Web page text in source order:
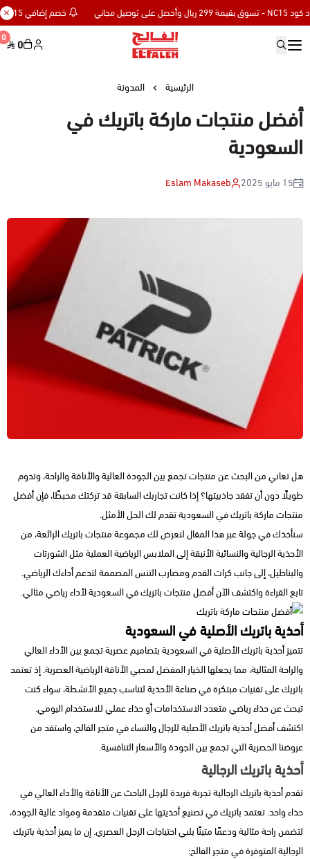
خصم إضافي 15% للعملاء الجدد كود NC15 - تسوق بقيمة 299 ريال وأحصل على توصيل مجاني
0 0
الرئيسية المدونة
أفضل منتجات ماركة باتريك في
السعودية
15 مايو 2025 Eslam Makaseb
هل تعاني من البحث عن منتجات تجمع بين الجودة العالية والأناقة والراحة، وتدوم
طويلًا دون أن تفقد جاذبيتها؟ إذا كانت تجاربك السابقة قد تركتك محبطًا، فإن أفضل
منتجات ماركة باتريك في السعودية تقدم لك الحل الأمثل.
سنأخذك في جولة عبر هذا المقال لنعرض لك مجموعة منتجات باتريك الرائعة، من
الأحذية الرجالية والنسائية الأنيقة إلى الملابس الرياضية العملية مثل الشورتات
والبناطيل، إلى جانب كرات القدم ومضارب التنس المصممة لتدعم أداءك الرياضي.
تابع القراءة واكتشف الآن أفضل منتجات باتريك في السعودية لأداء رياضي مثالي.
أحذية باتريك الأصلية في السعودية
تتميز أحذية باتريك الأصلية في السعودية بتصاميم عصرية تجمع بين الأداء العالي
والراحة المثالية، مما يجعلها الخيار المفضل لمحبي الأناقة الرياضية العصرية. إذ تعتمد
باتريك على تقنيات مبتكرة في صناعة الأحذية لتناسب جميع الأنشطة، سواء كنت
تبحث عن حذاء رياضي متعدد الاستخدامات أو حذاء عملي للاستخدام اليومي.
اكتشف أفضل أحذية باتريك الأصلية للرجال والنساء في متجر الفالح، واستفد من
عروضنا الحصرية التي تجمع بين الجودة والأسعار التنافسية.
أحذية باتريك الرجالية
تقدمأحذية باتريك الرجاليةتجربة فريدة للرجل الباحث عن الأناقة والأداء العالي في
حذاء واحد. تعتمد باتريك في تصنيع أحذيتها على تقنيات متقدمة ومواد عالية الجودة،
لتضمن راحة مثالية ودعمًا متينًا يلبي احتياجات الرجل العصري. إن ما يميز أحذية باتريك
الرجالية المتوفرة في متجر الفالح: